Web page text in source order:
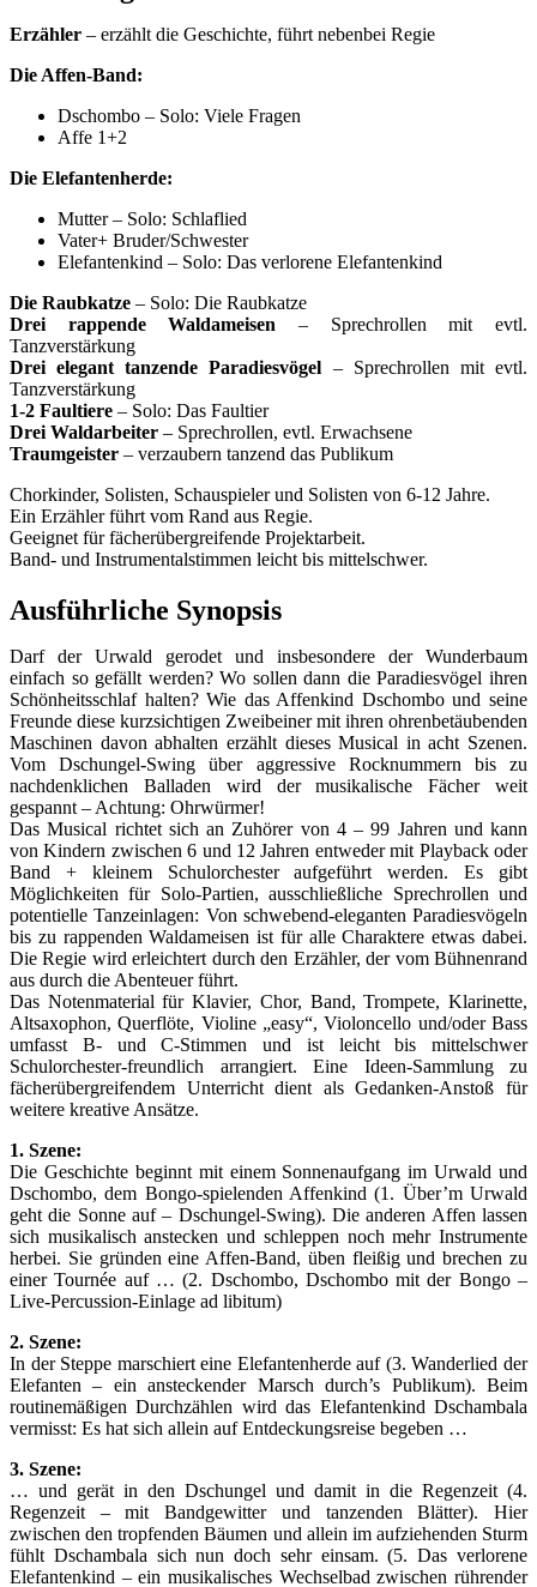
Erzähler – erzählt die Geschichte, führt nebenbei Regie
Die Affen-Band:
Dschombo – Solo: Viele Fragen
Affe 1+2
Die Elefantenherde:
Mutter – Solo: Schlaflied
Vater+ Bruder/Schwester
Elefantenkind – Solo: Das verlorene Elefantenkind
Die Raubkatze – Solo: Die Raubkatze
Drei rappende Waldameisen – Sprechrollen mit evtl.
Tanzverstärkung
Drei elegant tanzende Paradiesvögel – Sprechrollen mit evtl.
Tanzverstärkung
1-2 Faultiere – Solo: Das Faultier
Drei Waldarbeiter – Sprechrollen, evtl. Erwachsene
Traumgeister – verzaubern tanzend das Publikum
Chorkinder, Solisten, Schauspieler und Solisten von 6-12 Jahre.
Ein Erzähler führt vom Rand aus Regie.
Geeignet für fächerübergreifende Projektarbeit.
Band- und Instrumentalstimmen leicht bis mittelschwer.
Ausführliche Synopsis
Darf der Urwald gerodet und insbesondere der Wunderbaum
einfach so gefällt werden? Wo sollen dann die Paradiesvögel ihren
Schönheitsschlaf halten? Wie das Affenkind Dschombo und seine
Freunde diese kurzsichtigen Zweibeiner mit ihren ohrenbetäubenden
Maschinen davon abhalten erzählt dieses Musical in acht Szenen.
Vom Dschungel-Swing über aggressive Rocknummern bis zu
nachdenklichen Balladen wird der musikalische Fächer weit
gespannt – Achtung: Ohrwürmer!
Das Musical richtet sich an Zuhörer von 4 – 99 Jahren und kann
von Kindern zwischen 6 und 12 Jahren entweder mit Playback oder
Band + kleinem Schulorchester aufgeführt werden. Es gibt
Möglichkeiten für Solo-Partien, ausschließliche Sprechrollen und
potentielle Tanzeinlagen: Von schwebend-eleganten Paradiesvögeln
bis zu rappenden Waldameisen ist für alle Charaktere etwas dabei.
Die Regie wird erleichtert durch den Erzähler, der vom Bühnenrand
aus durch die Abenteuer führt.
Das Notenmaterial für Klavier, Chor, Band, Trompete, Klarinette,
Altsaxophon, Querflöte, Violine „easy“, Violoncello und/oder Bass
umfasst B- und C-Stimmen und ist leicht bis mittelschwer
Schulorchester-freundlich arrangiert. Eine Ideen-Sammlung zu
fächerübergreifendem Unterricht dient als Gedanken-Anstoß für
weitere kreative Ansätze.
1. Szene:
Die Geschichte beginnt mit einem Sonnenaufgang im Urwald und
Dschombo, dem Bongo-spielenden Affenkind (1. Über’m Urwald
geht die Sonne auf – Dschungel-Swing). Die anderen Affen lassen
sich musikalisch anstecken und schleppen noch mehr Instrumente
herbei. Sie gründen eine Affen-Band, üben fleißig und brechen zu
einer Tournée auf … (2. Dschombo, Dschombo mit der Bongo –
Live-Percussion-Einlage ad libitum)
2. Szene:
In der Steppe marschiert eine Elefantenherde auf (3. Wanderlied der
Elefanten – ein ansteckender Marsch durch’s Publikum). Beim
routinemäßigen Durchzählen wird das Elefantenkind Dschambala
vermisst: Es hat sich allein auf Entdeckungsreise begeben …
3. Szene:
… und gerät in den Dschungel und damit in die Regenzeit (4.
Regenzeit – mit Bandgewitter und tanzenden Blätter). Hier
zwischen den tropfenden Bäumen und allein im aufziehenden Sturm
fühlt Dschambala sich nun doch sehr einsam. (5. Das verlorene
Elefantenkind – ein musikalisches Wechselbad zwischen rührender